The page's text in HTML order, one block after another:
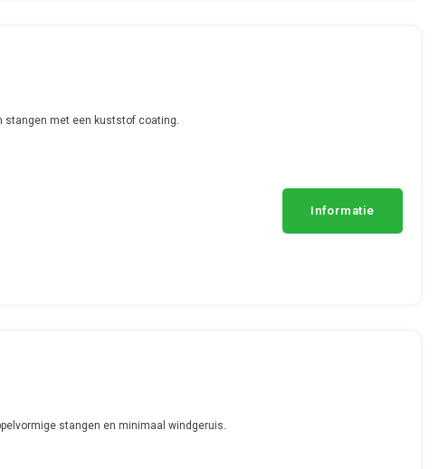
stangen met een kuststof coating.
Informatie
stangen en minimaal windgeruis.